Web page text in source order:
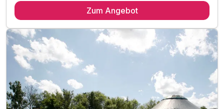
2 x reichhaltiges Frühstück vom Buffet
1 x reichhaltiges Rucksackvesper
1 x 1 Flasche Mineralwasser auf dem Zimmer
inkl. Wanderkarten aus der Region
inkl. KONUS (inkl. Wanderbus Wutachschlucht)
inkl. Nutzung ÖPNV
inkl. Parkplatz
Zum Angebot